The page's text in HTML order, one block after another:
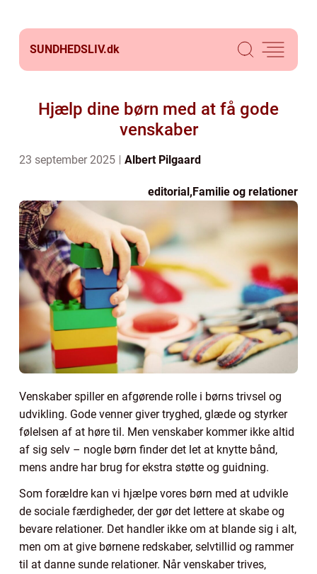
SUNDHEDSLIV.dk
Hjælp dine børn med at få gode
venskaber
23 september 2025 Albert Pilgaard
editorial,Familie og relationer
Venskaber spiller en afgørende rolle i børns trivsel og
udvikling. Gode venner giver tryghed, glæde og styrker
følelsen af at høre til. Men venskaber kommer ikke altid
af sig selv – nogle børn finder det let at knytte bånd,
mens andre har brug for ekstra støtte og guidning.
Som forældre kan vi hjælpe vores børn med at udvikle
de sociale færdigheder, der gør det lettere at skabe og
bevare relationer. Det handler ikke om at blande sig i alt,
men om at give børnene redskaber, selvtillid og rammer
til at danne sunde relationer. Når venskaber trives,